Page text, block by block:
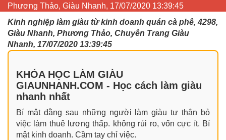
Phương Thảo, Giàu Nhanh, 17/07/2020 13:39:45
Kinh nghiệp làm giàu từ kinh doanh quán cà phê, 4298,
Giàu Nhanh, Phương Thảo, Chuyên Trang Giàu
Nhanh, 17/07/2020 13:39:45
KHÓA HỌC LÀM GIÀU
GIAUNHANH.COM - Học cách làm giàu
nhanh nhất
Bí mật đằng sau những người làm giàu tự thân bỏ
việc làm thuê lương thấp. không rủi ro, vốn cực ít. Bí
mật kinh doanh. Cầm tay chỉ việc.